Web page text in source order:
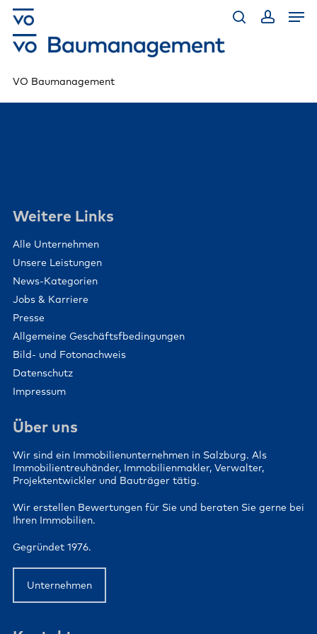
Skip
main
content
VO Baumanagement
Weitere Links
Alle Unternehmen
Unsere Leistungen
News-Kategorien
Jobs & Karriere
Presse
Allgemeine Geschäftsfbedingungen
Bild- und Fotonachweis
Datenschutz
Impressum
Über uns
Wir sind ein Immobilienunternehmen in Salzburg. Als
Immobilientreuhänder, Immobilienmakler, Verwalter,
Projektentwickler und Bauträger tätig.
Wir erstellen Bewertungen für Sie und beraten Sie gerne bei
Ihren Immobilien.
Gegründet 1976.
Unternehmen